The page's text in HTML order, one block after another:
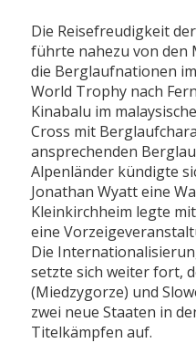
Die Reisefreudigkeit
führte nahezu von den
die Berglaufnationen
World Trophy nach
Kinabalu im
Cross mit
ansprechenden
Alpenländer kündigte
Jonathan Wyatt eine
Kleinkirchheim legte
eine
Die
setzte sich weiter fort,
(Miedzygorze) und
zwei neue Staaten in
Titelkämpfen auf.